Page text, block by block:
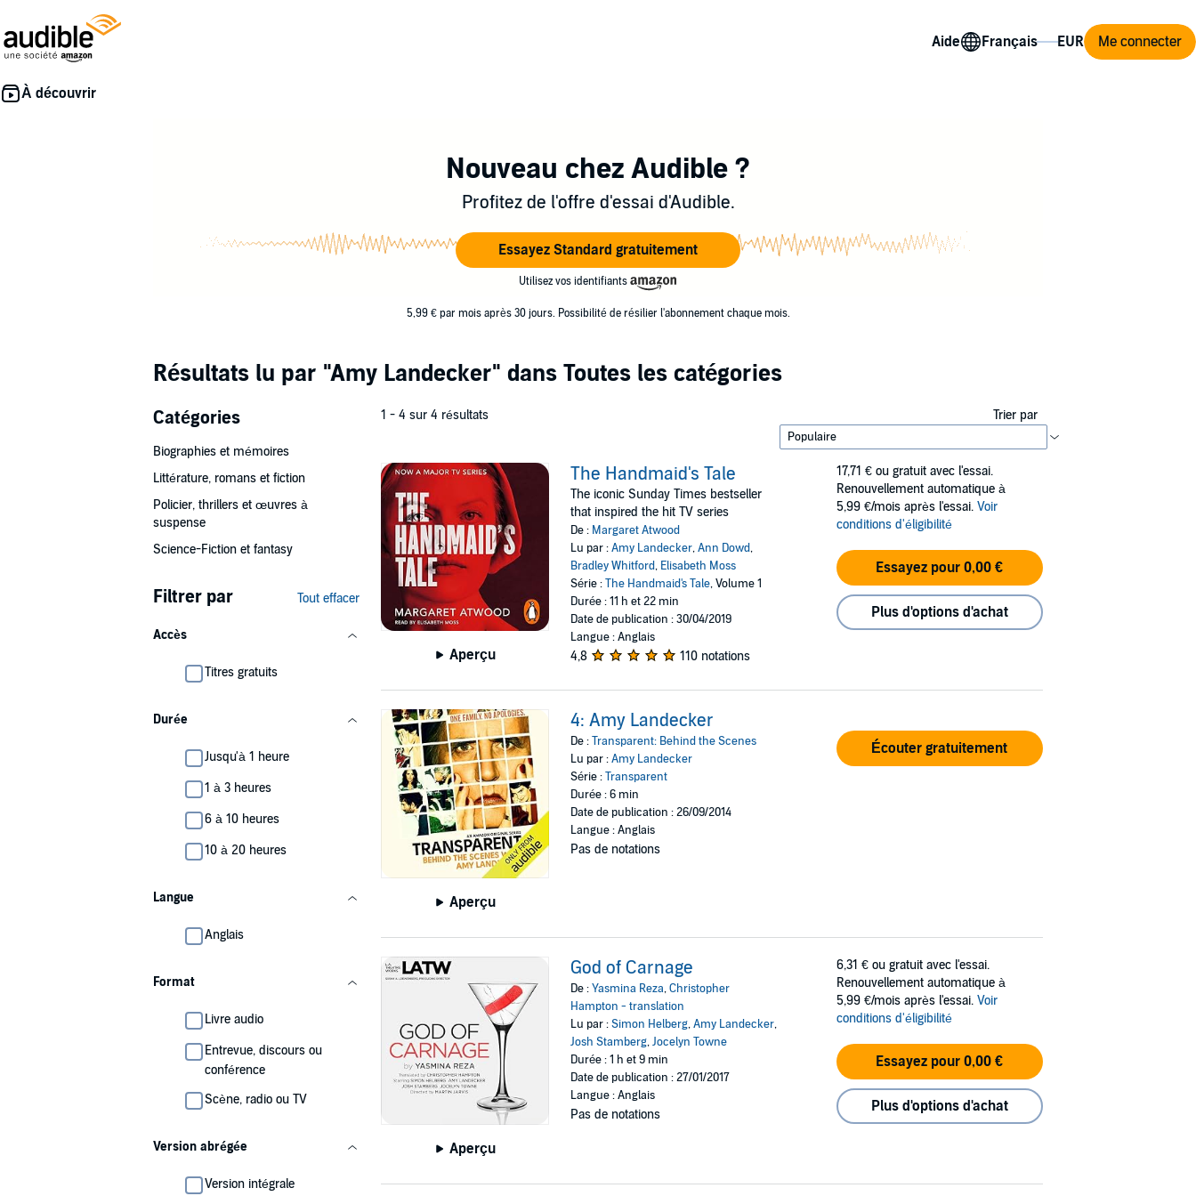
Aide Me connecter
Nouveau chez Audible ?
Profitez de l'offre d'essai d'Audible.
Essayez Standard gratuitement
Utilisez vos identifiants
5,99 € par mois après 30 jours. Possibilité de résilier l'abonnement chaque mois.
Résultats lu par "Amy Landecker" dans Toutes les catégories
Catégories
Biographies et mémoires
Littérature, romans et fiction
Policier, thrillers et œuvres à
suspense
Science-Fiction et fantasy
Filtrer par Tout effacer
Accès
Titres gratuits
Durée
Jusqu'à 1 heure
1 à 3 heures
6 à 10 heures
10 à 20 heures
Langue
Anglais
Format
Livre audio
Entrevue, discours ou
conférence
Scène, radio ou TV
Version abrégée
Version intégrale
1 - 4 sur 4 résultats Trier par
Aperçu
The Handmaid's Tale
The iconic Sunday Times bestseller
that inspired the hit TV series
De : Margaret Atwood
Lu par :Amy Landecker,Ann Dowd,
Bradley Whitford, Elisabeth Moss
Série :The Handmaid's Tale, Volume 1
Durée : 11 h et 22 min
Date de publication : 30/04/2019
Langue : Anglais
4,8 110 notations
17,71 € ou gratuit avec l'essai.
Renouvellement automatique à
5,99 €/mois après l'essai. Voir
conditions d'éligibilité
Essayez pour 0,00 €
Plus d'options d'achat
Aperçu
4: Amy Landecker
De :Transparent: Behind the Scenes
Lu par :Amy Landecker
Série :Transparent
Durée : 6 min
Date de publication : 26/09/2014
Langue : Anglais
Pas de notations
Écouter gratuitement
Aperçu
God of Carnage
De :Yasmina Reza,Christopher
Hampton - translation
Lu par :Simon Helberg,Amy Landecker,
Josh Stamberg,Jocelyn Towne
Durée : 1 h et 9 min
Date de publication : 27/01/2017
Langue : Anglais
Pas de notations
6,31 € ou gratuit avec l'essai.
Renouvellement automatique à
5,99 €/mois après l'essai. Voir
conditions d'éligibilité
Essayez pour 0,00 €
Plus d'options d'achat